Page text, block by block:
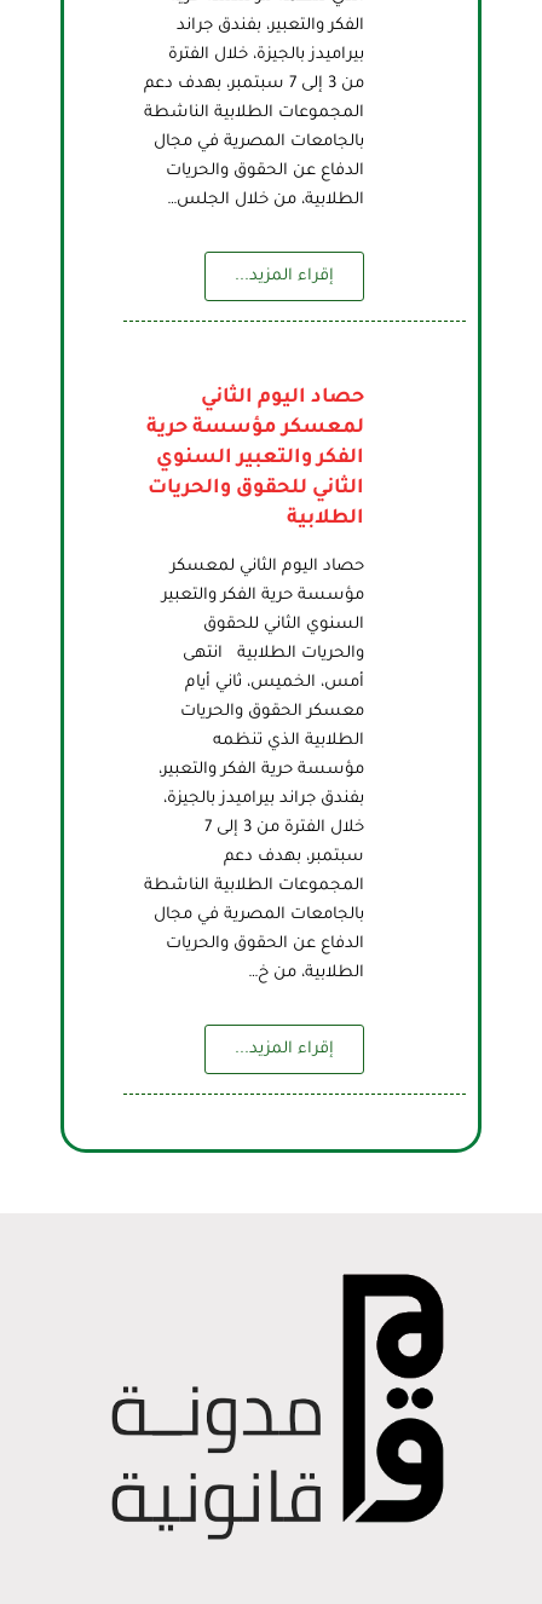
الفكر والتعبير، بفندق جراند
بيراميدز بالجيزة، خلال الفترة
من 3 إلى 7 سبتمبر، بهدف دعم
المجموعات الطلابية الناشطة
بالجامعات المصرية في مجال
الدفاع عن الحقوق والحريات
الطلابية، من خلال الجلس…
إقراء المزيد...
حصاد اليوم الثاني
لمعسكر مؤسسة حرية
الفكر والتعبير السنوي
الثاني للحقوق والحريات
الطلابية
حصاد اليوم الثاني لمعسكر
مؤسسة حرية الفكر والتعبير
السنوي الثاني للحقوق
والحريات الطلابية انتهى
أمس، الخميس، ثاني أيام
معسكر الحقوق والحريات
الطلابية الذي تنظمه
مؤسسة حرية الفكر والتعبير،
بفندق جراند بيراميدز بالجيزة،
خلال الفترة من 3 إلى 7
سبتمبر، بهدف دعم
المجموعات الطلابية الناشطة
بالجامعات المصرية في مجال
الدفاع عن الحقوق والحريات
الطلابية، من خ…
إقراء المزيد...